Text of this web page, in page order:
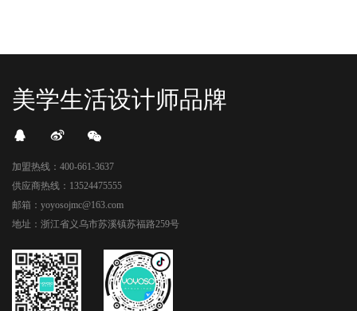
美学生活设计师品牌
加盟热线：400-661-3637
供应商热线：13524475555
邮箱：yoyosojmc@163.com
地址：浙江省义乌市苏溪镇苏福路259号